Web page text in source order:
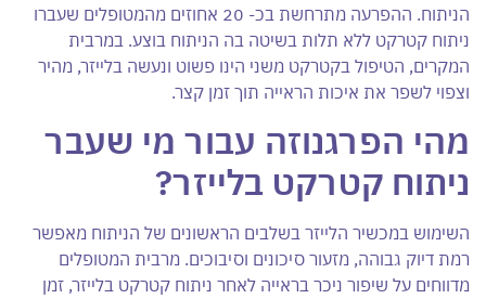
הניתוח. ההפרעה מתרחשת בכ- 20 אחוזים מהמטופלים שעברו
ניתוח קטרקט ללא תלות בשיטה בה הניתוח בוצע. במרבית
המקרים, הטיפול בקטרקט משני הינו פשוט ונעשה בלייזר, מהיר
וצפוי לשפר את איכות הראייה תוך זמן קצר.
מהי הפרגנוזה עבור מי שעבר
ניתוח קטרקט בלייזר?
השימוש במכשיר הלייזר בשלבים הראשונים של הניתוח מאפשר
רמת דיוק גבוהה, מזעור סיכונים וסיבוכים. מרבית המטופלים
מדווחים על שיפור ניכר בראייה לאחר ניתוח קטרקט בלייזר, זמן